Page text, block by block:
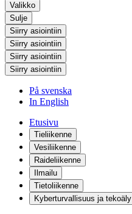
Valikko
Sulje
Siirry asiointiin
Siirry asiointiin
Siirry asiointiin
Siirry asiointiin
På svenska
In English
Etusivu
Tieliikenne
Vesiliikenne
Raideliikenne
Ilmailu
Tietoliikenne
Kyberturvallisuus ja tekoäly